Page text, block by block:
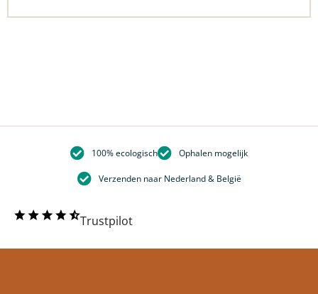
100% ecologisch Ophalen mogelijk
Verzenden naar Nederland & België
Trustpilot